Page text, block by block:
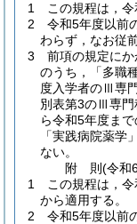
1
この規程は，
2
令和5年度以前
わらず，なお従
3
前項の規定に
のうち，「多職
度入学者のⅢ専
別表第3のⅢ専門
ら令和5年度ま
「実践病院薬学
ない。
附 則(令和
1
この規程は，
から適用する。
2
令和5年度以前